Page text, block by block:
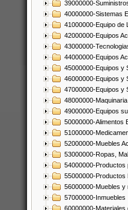
39000000-
40000000-Sistemas
41000000-Equipo de
42000000-Equipos
43000000-
44000000-Equipos
45000000-Equipos y
46000000-Equipos y
47000000-Equipos y
48000000-
49000000-Equipos
50000000-Alimentos
51000000-
52000000-Muebles
53000000-Ropas,
54000000-Productos
55000000-Productos
56000000-Muebles y
57000000-Inmuebles
60000000-Materiales